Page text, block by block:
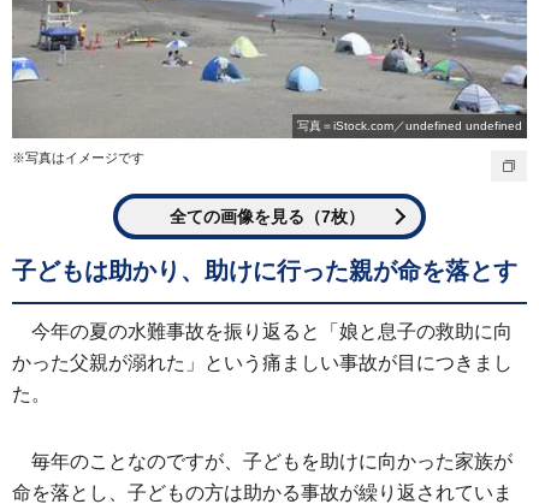
写真＝iStock.com／undefined undefined
※写真はイメージです
全ての画像を見る（7枚）
子どもは助かり、助けに行った親が命を落とす
今年の夏の水難事故を振り返ると「娘と息子の救助に向
かった父親が溺れた」という痛ましい事故が目につきまし
た。
毎年のことなのですが、子どもを助けに向かった家族が
命を落とし、子どもの方は助かる事故が繰り返されていま